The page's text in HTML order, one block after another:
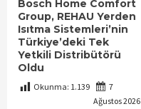
Bosch Home Comfort
Group, REHAU Yerden
Isıtma Sistemleri’nin
Türkiye’deki Tek
Yetkili Distribütörü
Oldu
Okunma: 1.139
7
Ağustos 2026